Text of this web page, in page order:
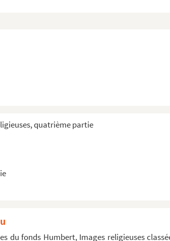
quatrième partie
du fonds Humbert, Images religieuses